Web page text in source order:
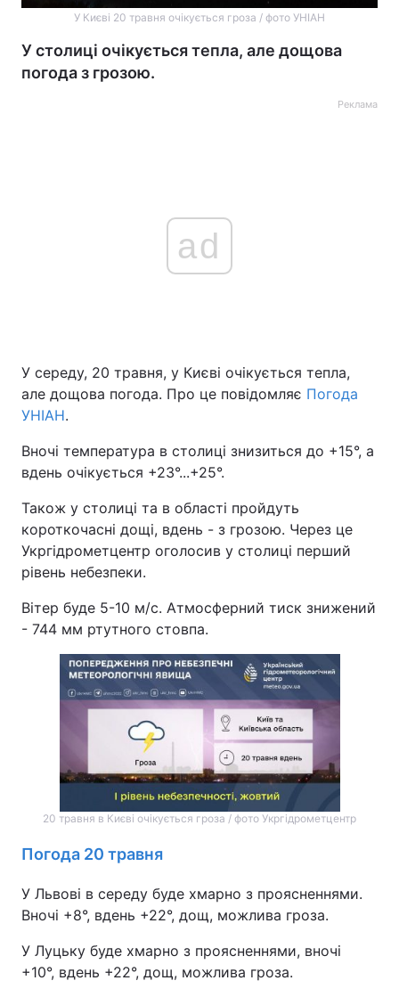
У Києві 20 травня очікується гроза / фото УНІАН
У столиці очікується тепла, але дощова
погода з грозою.
Реклама
ad
У середу, 20 травня, у Києві очікується тепла,
але дощова погода. Про це повідомляє Погода
УНІАН.
Вночі температура в столиці знизиться до +15°, а
вдень очікується +23°...+25°.
Також у столиці та в області пройдуть
короткочасні дощі, вдень - з грозою. Через це
Укргідрометцентр оголосив у столиці перший
рівень небезпеки.
Вітер буде 5-10 м/с. Атмосферний тиск знижений
- 744 мм ртутного стовпа.
20 травня в Києві очікується гроза / фото Укргідрометцентр
Погода 20 травня
У Львові в середу буде хмарно з проясненнями.
Вночі +8°, вдень +22°, дощ, можлива гроза.
У Луцьку буде хмарно з проясненнями, вночі
+10°, вдень +22°, дощ, можлива гроза.